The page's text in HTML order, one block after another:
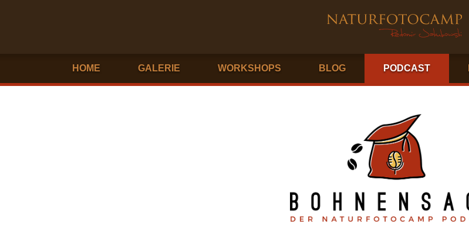
HOME GALERIE WORKSHOPS BLOG PODCAST